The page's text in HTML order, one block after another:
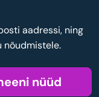
aadressi, ning
nõudmistele.
nüüd